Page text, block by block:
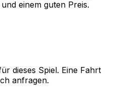
einem guten Preis.
dieses Spiel. Eine Fahrt
anfragen.